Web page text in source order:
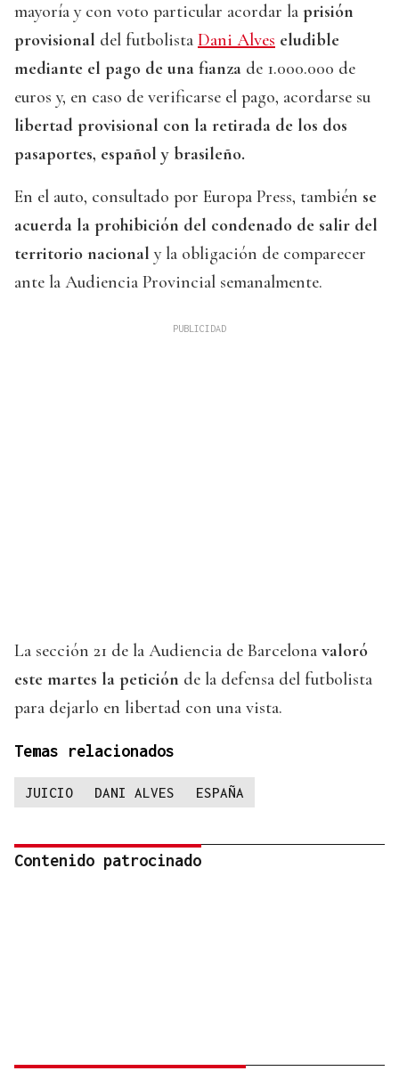
mayoría y con voto particular acordar la prisión
provisional del futbolista Dani Alves eludible
mediante el pago de una fianza de 1.000.000 de
euros y, en caso de verificarse el pago, acordarse su
libertad provisional con la retirada de los dos
pasaportes, español y brasileño.
En el auto, consultado por Europa Press, también se
acuerda la prohibición del condenado de salir del
territorio nacional y la obligación de comparecer
ante la Audiencia Provincial semanalmente.
La sección 21 de la Audiencia de Barcelona valoró
este martes la petición de la defensa del futbolista
para dejarlo en libertad con una vista.
Temas relacionados
JUICIO DANI ALVES ESPAÑA
Contenido patrocinado